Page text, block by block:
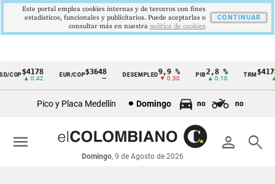
Cintillo
económicos
Colombia
COP$4178
▲ 0.42
EUR/COP$3648 DESEMPLEO 9,9 %
▼ 0.30
PIB2,8 %
▲ 0.10
TRM
▲
Pico y Placa Medellín Domingo no no
person search
Domingo, 9 de Agosto de 2026
menu
Este portal emplea cookies internas y de terceros con fines
estadísticos, funcionales y publicitarios. Puede aceptarlas o
consultar más en nuestra politica de cookies
CONTINUAR